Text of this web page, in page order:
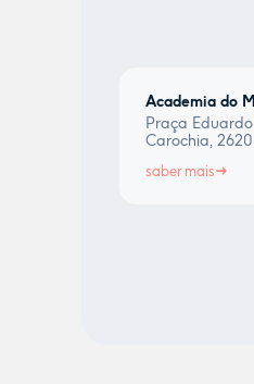
Academia do
Praça
Carochia,
saber mais